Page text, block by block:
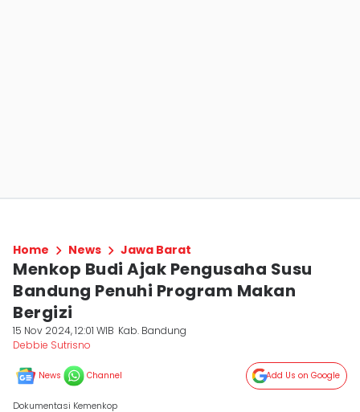
Home News Jawa Barat
Menkop Budi Ajak Pengusaha Susu
Bandung Penuhi Program Makan
Bergizi
15 Nov 2024, 12:01 WIB Kab. Bandung
Debbie Sutrisno
News Channel Add Us on Google
Dokumentasi Kemenkop